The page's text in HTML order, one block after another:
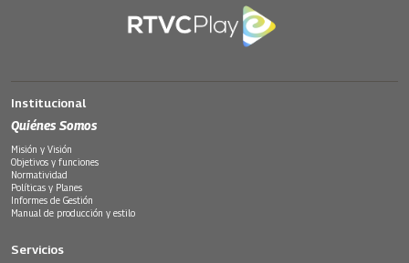
Institucional
Quiénes Somos
Misión y Visión
Objetivos y funciones
Normatividad
Políticas y Planes
Informes de Gestión
Manual de producción y estilo
Servicios